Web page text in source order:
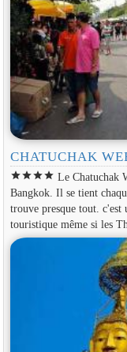
CHATUCHAK
starstarstarstar Le Chatuchak
Bangkok. Il se tient
trouve presque tout. c'est
touristique même si les